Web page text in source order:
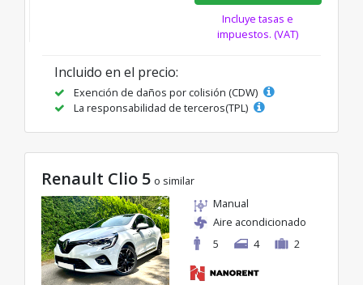
Incluye tasas e
impuestos. (VAT)
Incluido en el precio:
Exención de daños por colisión (CDW)
La responsabilidad de terceros(TPL)
Renault Clio 5 o similar
Manual
Aire acondicionado
5
4 2